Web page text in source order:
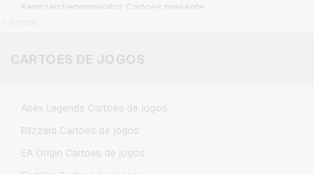
Kennzeichengenerator Cartoes presente
Netflix Cartoes presente
CARTOES DE JOGOS
Apex Legends Cartoes de jogos
Blizzard Cartoes de jogos
EA Origin Cartoes de jogos